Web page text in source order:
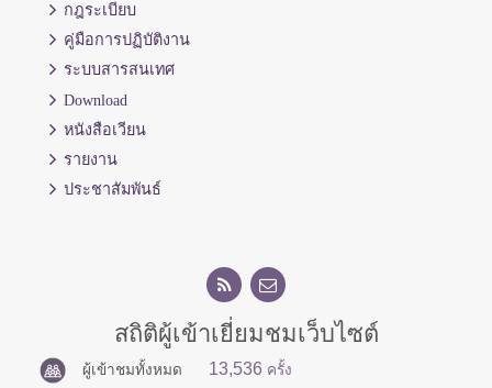
กฎระเบียบ
คู่มือการปฏิบัติงาน
ระบบสารสนเทศ
Download
หนังสือเวียน
รายงาน
ประชาสัมพันธ์
สถิติผู้เข้าเยี่ยมชมเว็บไซต์
ผู้เข้าชมทั้งหมด 13,536 ครั้ง